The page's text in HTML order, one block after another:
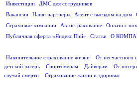
Инвестиции
ДМС для сотрудников
Вакансии
Наши партнеры Агент с выездом на дом
Страховые компании
Автострахование
Оплата с
Публичная оферта «Яндекс Пэй»
Статьи О
Накопительное страхование жизни
От несчастного
детский лагерь
Спортсменам Дайверам От
случай смерти
Страхование жизни и здоровья